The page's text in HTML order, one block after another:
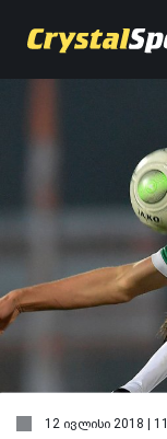
12 ივლისი 2018 |